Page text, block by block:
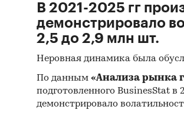
В 2021-2025 гг
демонстрировало
2,5 до 2,9 млн шт.
Неровная динамика была
По данным «Анализа рынка
подготовленного BusinesStat в
демонстрировало